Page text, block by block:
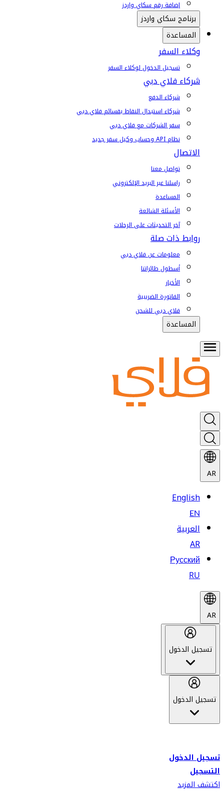
إضافة رقم سكاي واردز
برنامج سكاي واردز
المساعدة
وكلاء السفر
تسجيل الدخول لوكلاء السفر
شركاء فلاي دبي
شركاء الدفع
شركاء استبدال النقاط بقسائم فلاي دبي
سفر الشركات مع فلاي دبي
نظام API وحساب وكيل سفر جديد
الاتصال
تواصل معنا
راسلنا عبر البريد الإلكتروني
المساعدة
الأسئلة الشائعة
آخر التحديثات على الرحلات
روابط ذات صلة
معلومات عن فلاي دبي
أسطول طائراتنا
الأخبار
الفاتورة الضريبية
فلاي دبي للشحن
المساعدة
AR
English
EN
العربية
AR
Русский
RU
AR
تسجيل الدخول
تسجيل الدخول
تسجيل الدخول
التسجيل
اكتشف المزيد